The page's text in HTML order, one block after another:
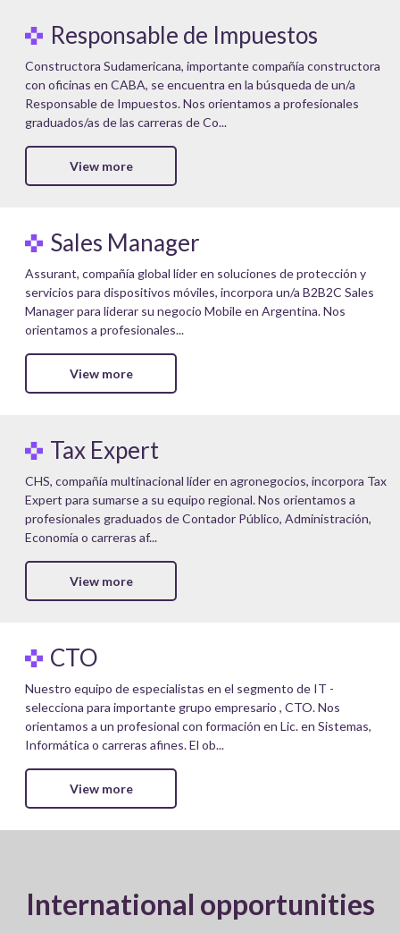
Responsable de Impuestos
Constructora Sudamericana, importante compañía constructora
con oficinas en CABA, se encuentra en la búsqueda de un/a
Responsable de Impuestos. Nos orientamos a profesionales
graduados/as de las carreras de Co...
View more
Sales Manager
Assurant, compañía global líder en soluciones de protección y
servicios para dispositivos móviles, incorpora un/a B2B2C Sales
Manager para liderar su negocio Mobile en Argentina. Nos
orientamos a profesionales...
View more
Tax Expert
CHS, compañía multinacional líder en agronegocios, incorpora Tax
Expert para sumarse a su equipo regional. Nos orientamos a
profesionales graduados de Contador Público, Administración,
Economía o carreras af...
View more
CTO
Nuestro equipo de especialistas en el segmento de IT -
selecciona para importante grupo empresario , CTO. Nos
orientamos a un profesional con formación en Lic. en Sistemas,
Informática o carreras afines. El ob...
View more
International opportunities